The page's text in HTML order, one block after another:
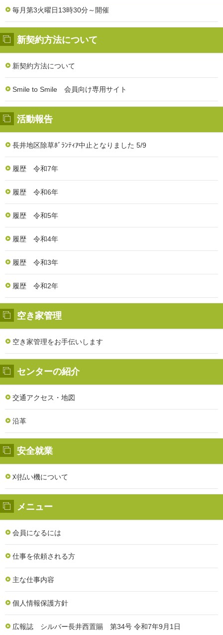
毎月第3火曜日13時30分～開催
新契約方法について
新契約方法について
Smile to Smile 会員向け専用サイト
活動報告
長井地区除草ﾎﾞﾗﾝﾃｨｱ中止となりました 5/9
履歴 令和7年
履歴 令和6年
履歴 令和5年
履歴 令和4年
履歴 令和3年
履歴 令和2年
空き家管理
空き家管理をお手伝いします
センターの紹介
交通アクセス・地図
沿革
安全就業
刈払い機について
メニュー
会員になるには
仕事を依頼される方
主な仕事内容
個人情報保護方針
広報誌 シルバー長井西置賜 第34号 令和7年9月1日